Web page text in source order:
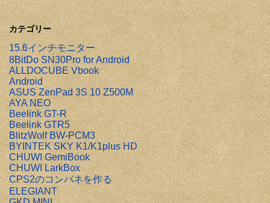
カテゴリー
15.6インチモニター
8BitDo SN30Pro for Android
ALLDOCUBE Vbook
Android
ASUS ZenPad 3S 10 Z500M
AYA NEO
Beelink GT-R
Beelink GTR5
BlitzWolf BW-PCM3
BYINTEK SKY K1/K1plus HD
CHUWI GemiBook
CHUWI LarkBox
CPS2のコンパネを作る
ELEGIANT